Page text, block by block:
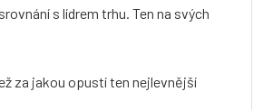
s lídrem trhu. Ten na svých
za jakou opustí ten nejlevnější